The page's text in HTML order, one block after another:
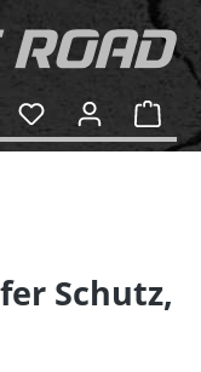
Schutz,